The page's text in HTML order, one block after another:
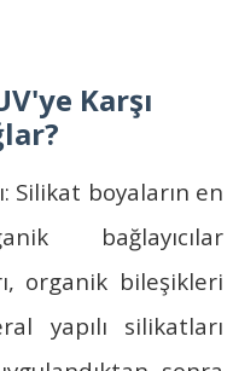
Karşı
Silikat boyaların en
bağlayıcılar
organik bileşikleri
yapılı silikatları